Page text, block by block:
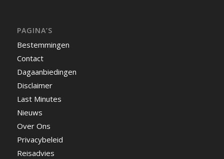
PAGINA’S
Bestemmingen
Contact
Dagaanbiedingen
Disclaimer
Last Minutes
Nieuws
Over Ons
Privacybeleid
Reisadvies